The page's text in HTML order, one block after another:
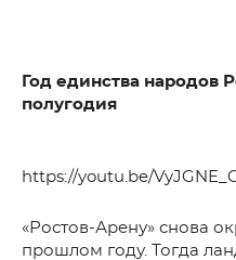
Год единства народов
полугодия
https://youtu.be/
«Ростов-Арену» снова
прошлом году. Тогда